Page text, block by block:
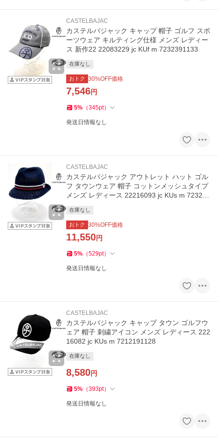
CASTELBAJAC
カステルバジャック キャップ 帽子 ゴルフ スポ
ーツウェア キルティング仕様 メンズ レディー
ス 新作22 22083229 jc KUf m 7232391133
在庫なし
おトク 30%OFF価格
7,546円
5% （345pt）
発送日情報なし
CASTELBAJAC
カステルバジャック アウトレット ハット ゴル
フ タウンウェア 帽子 コットンメッシュタイプ
メンズ レディース 22216093 jc KUs m 723222
在庫なし
おトク 30%OFF価格
11,550円
5% （529pt）
発送日情報なし
CASTELBAJAC
カステルバジャック キャップ タウン ゴルフウ
ェア 帽子 刺繍アイコン メンズ レディース 222
16082 jc KUs m 7212191128
在庫なし
8,580円
5% （393pt）
発送日情報なし